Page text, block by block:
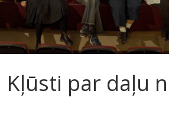
Kļūsti par daļu